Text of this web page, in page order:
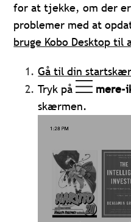
for at tjekke, om der
problemer med at
bruge Kobo Desktop til
Gå til din
Tryk på
mere-
skærmen.